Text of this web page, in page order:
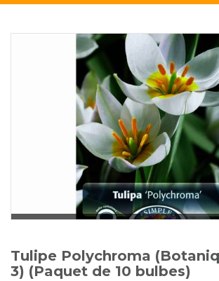
La boutique
Promotions et
Conseils
Glossaire
Calendrier horticole
Emplois
Service à la clientèle
Nous joindre
Tulipe Polychroma
3) (Paquet de 10 bulbes)